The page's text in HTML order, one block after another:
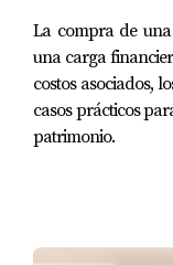
La compra de
una carga
costos asociados,
casos prácticos
patrimonio.